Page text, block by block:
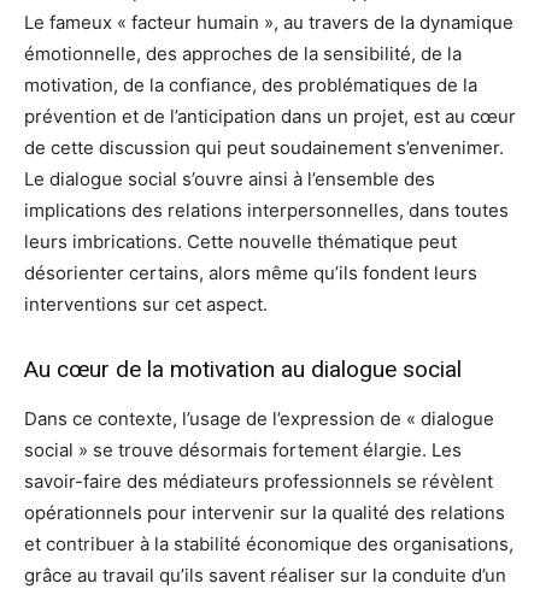
Le fameux « facteur humain », au travers de la dynamique
émotionnelle, des approches de la sensibilité, de la
motivation, de la confiance, des problématiques de la
prévention et de l’anticipation dans un projet, est au cœur
de cette discussion qui peut soudainement s’envenimer.
Le dialogue social s’ouvre ainsi à l’ensemble des
implications des relations interpersonnelles, dans toutes
leurs imbrications. Cette nouvelle thématique peut
désorienter certains, alors même qu’ils fondent leurs
interventions sur cet aspect.
Au cœur de la motivation au dialogue social
Dans ce contexte, l’usage de l’expression de « dialogue
social » se trouve désormais fortement élargie. Les
savoir-faire des médiateurs professionnels se révèlent
opérationnels pour intervenir sur la qualité des relations
et contribuer à la stabilité économique des organisations,
grâce au travail qu’ils savent réaliser sur la conduite d’un